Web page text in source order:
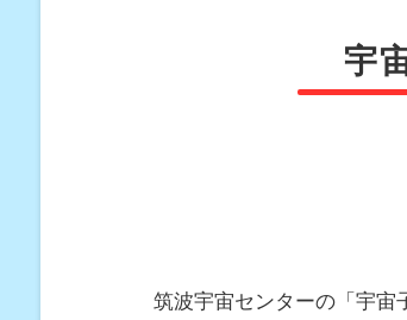
宇
筑波宇宙センターの「宇宙